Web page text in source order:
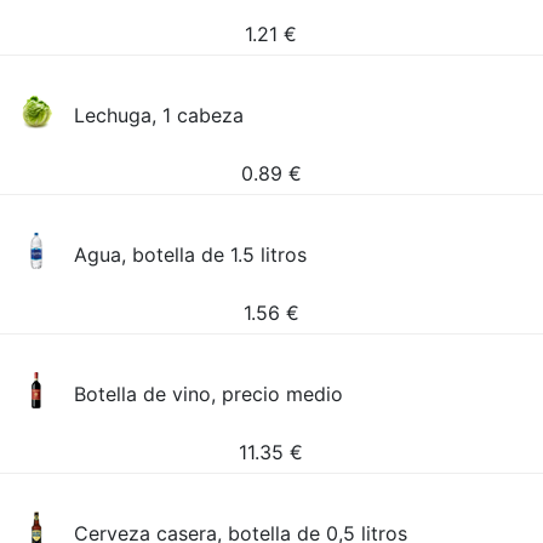
1.21 €
Lechuga, 1 cabeza
0.89 €
Agua, botella de 1.5 litros
1.56 €
Botella de vino, precio medio
11.35 €
Cerveza casera, botella de 0,5 litros